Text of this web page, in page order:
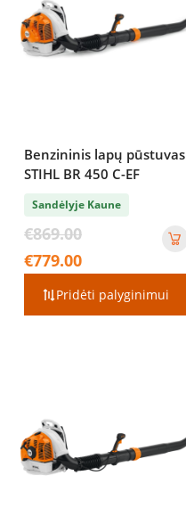
Benzininis lapų pūstuvas
STIHL BR 450 C-EF
Sandėlyje Kaune
€869.00
€779.00Current
price
is:
Pridėti palyginimui